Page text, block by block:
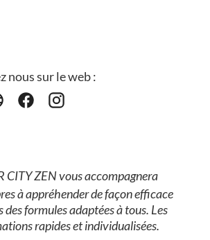
nous sur le web :
CITY ZEN vous accompagnera
à appréhender de façon efficace
formules adaptées à tous. Les
rapides et individualisées.